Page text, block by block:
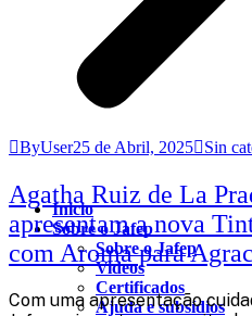
Inicio
Sobre o Jafep
Sobre o Jafep
Videos
Certificados
Ajuda e subsídios
ByUser25 de Abril, 2025 Sin
Agatha Ruiz de La
apresentam a nova
com Aroma para
Com uma apresentação